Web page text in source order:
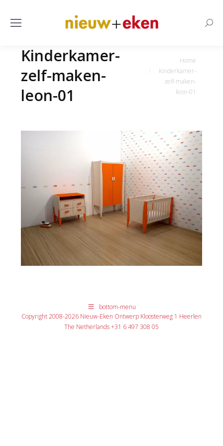
Kinderkamer-
zelf-maken-
leon-01
Home
Kinderkamer-
zelf-maken-
leon-01
bottom-menu
Copyright 2008-2026 Nieuw-Eken Ontwerp Kloosterweg 1 Heerlen
The Netherlands +31 6 497 308 05